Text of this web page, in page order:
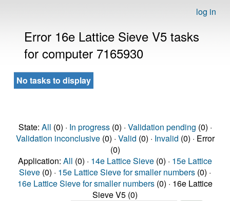
log in
Error 16e Lattice Sieve V5 tasks
for computer 7165930
No tasks to display
State: All (0) · In progress(0) · Validation pending (0) ·
Validation inconclusive(0) · Valid (0) · Invalid (0) · Error
(0)
Application: All (0) · 14e Lattice Sieve (0) · 15e Lattice
Sieve (0) · 15e Lattice Sieve for smaller numbers (0) ·
16e Lattice Sieve for smaller numbers (0) · 16e Lattice
Sieve V5 (0)